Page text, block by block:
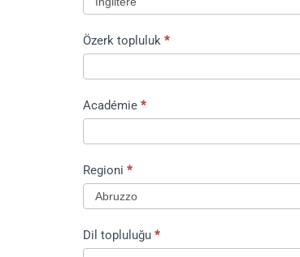
İngiltere
Özerk topluluk *
Académie *
Regioni *
Dil topluluğu *